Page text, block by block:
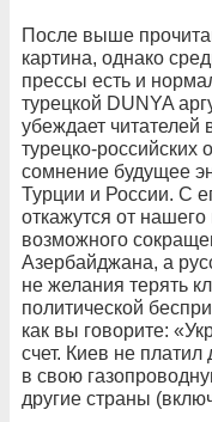
После выше
картина, однако
прессы есть и
турецкой DUNYA
убеждает читателей
турецко-российских
сомнение будущее
Турции и России. С
откажутся от
возможного
Азербайджана, а
не желания терять
политической
как вы говорите:
счет. Киев не платил
в свою
другие страны